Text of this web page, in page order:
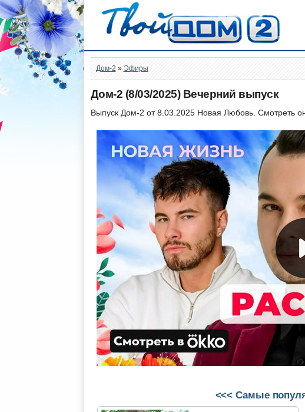
Дом-2 » Эфиры
Дом-2 (8/03/2025) Вечерний выпуск
Выпуск Дом-2 от 8.03.2025 Новая Любовь. Смотреть
<<< Самые